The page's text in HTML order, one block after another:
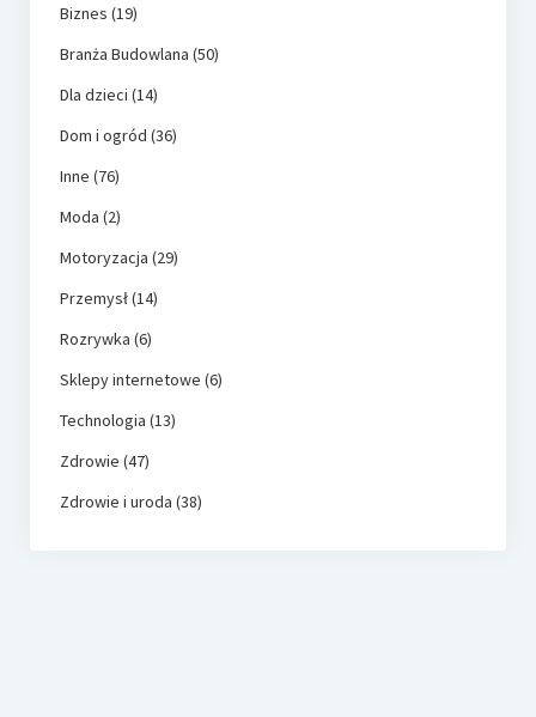
Biznes (19)
Branża Budowlana (50)
Dla dzieci (14)
Dom i ogród (36)
Inne (76)
Moda (2)
Motoryzacja (29)
Przemysł(14)
Rozrywka (6)
Sklepy internetowe (6)
Technologia (13)
Zdrowie (47)
Zdrowie i uroda (38)